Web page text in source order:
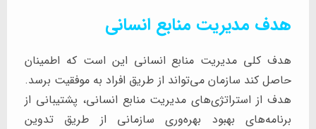
هدف مدیریت منابع انسانی
هدف کلی مدیریت منابع انسانی این است که اطمینان
حاصل کند سازمان می‌تواند از طریق افراد به موفقیت برسد.
هدف از استراتژی‌های مدیریت منابع انسانی، پشتیبانی از
برنامه‌های بهبود بهره‌وری سازمانی از طریق تدوین